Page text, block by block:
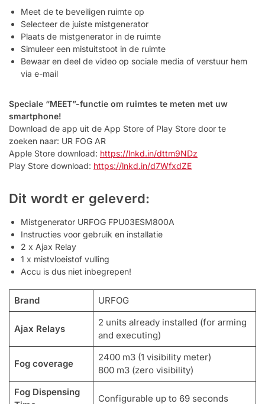
Meet de te beveiligen ruimte op
Selecteer de juiste mistgenerator
Plaats de mistgenerator in de ruimte
Simuleer een mistuitstoot in de ruimte
Bewaar en deel de video op sociale media of verstuur hem
via e-mail
Speciale “MEET”-functie om ruimtes te meten met uw
smartphone!
Download de app uit de App Store of Play Store door te
zoeken naar: UR FOG AR
Apple Store download: https://lnkd.in/dttm9NDz
Play Store download: https://lnkd.in/d7WfxdZE
Dit wordt er geleverd:
Mistgenerator URFOG FPU03ESM800A
Instructies voor gebruik en installatie
2 x Ajax Relay
1 x mistvloeistof vulling
Accu is dus niet inbegrepen!
Brand URFOG
Ajax Relays
2 units already installed (for arming
and executing)
Fog coverage
2400 m3 (1 visibility meter)
800 m3 (zero visibility)
Fog Dispensing
Configurable up to 69 seconds